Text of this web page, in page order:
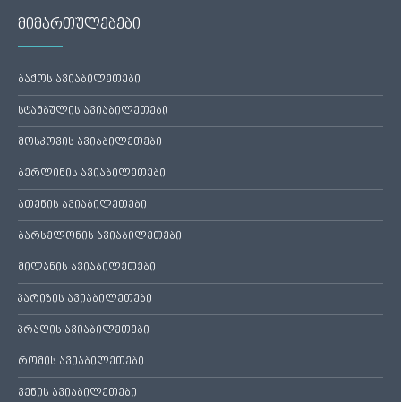
მიმართულებები
ბაქოს ავიაბილეთები
სტამბულის ავიაბილეთები
მოსკოვის ავიაბილეთები
ბერლინის ავიაბილეთები
ათენის ავიაბილეთები
ბარსელონის ავიაბილეთები
მილანის ავიაბილეთები
პარიზის ავიაბილეთები
პრაღის ავიაბილეთები
რომის ავიაბილეთები
ვენის ავიაბილეთები